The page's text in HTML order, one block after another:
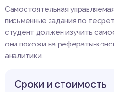
Самостоятельная
письменные задания по
студент должен изучить
они похожи на рефераты-
аналитики.
Сроки и стоимость